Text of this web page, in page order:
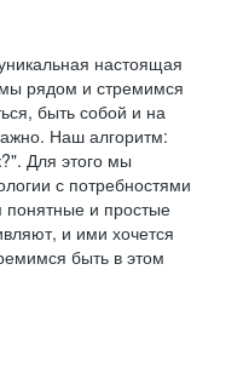
настоящая
рядом и стремимся
быть собой и на
Наш алгоритм:
Для этого мы
с потребностями
и простые
и ими хочется
быть в этом